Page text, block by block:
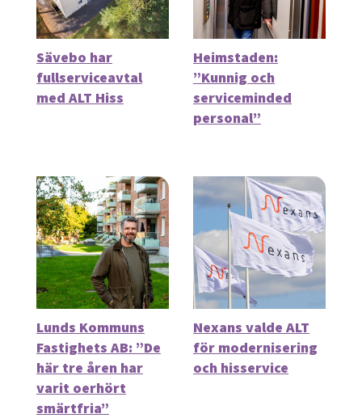
Sävebo har
fullserviceavtal
med ALT Hiss
Heimstaden:
”Kunnig och
serviceminded
personal”
Lunds Kommuns
Fastighets AB: ”De
här tre åren har
varit oerhört
smärtfria”
Nexans valde ALT
för modernisering
och hisservice